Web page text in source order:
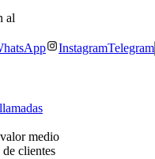
al
InstagramTelegram
medio
clientes